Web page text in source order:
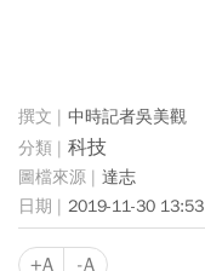
中時記者吳美觀
科技
達志
2019-11-30 13:53
+A -A